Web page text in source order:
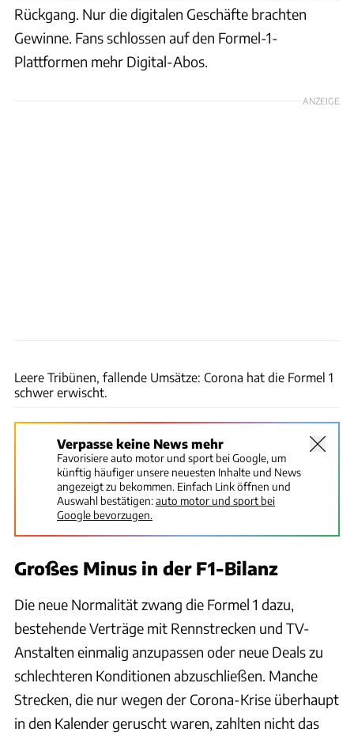
Rückgang. Nur die digitalen Geschäfte brachten
Gewinne. Fans schlossen auf den Formel-1-
Plattformen mehr Digital-Abos.
ANZEIGE
Leere Tribünen, fallende Umsätze: Corona hat die Formel 1
schwer erwischt.
Verpasse keine News mehr
Favorisiere auto motor und sport bei Google, um
künftig häufiger unsere neuesten Inhalte und News
angezeigt zu bekommen. Einfach Link öffnen und
Auswahl bestätigen:auto motor und sport bei
Google bevorzugen.
Großes Minus in der F1-Bilanz
Die neue Normalität zwang die Formel 1 dazu,
bestehende Verträge mit Rennstrecken und TV-
Anstalten einmalig anzupassen oder neue Deals zu
schlechteren Konditionen abzuschließen. Manche
Strecken, die nur wegen der Corona-Krise überhaupt
in den Kalender geruscht waren, zahlten nicht das